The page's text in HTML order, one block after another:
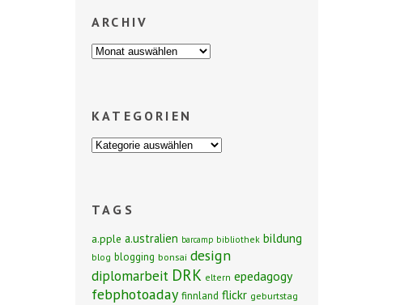
ARCHIV
KATEGORIEN
TAGS
a.pple a.ustralien barcamp bibliothek bildung
blog blogging bonsai design
diplomarbeit DRK eltern epedagogy
febphotoaday finnland flickr geburtstag